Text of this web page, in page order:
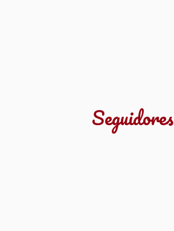
Seguidores